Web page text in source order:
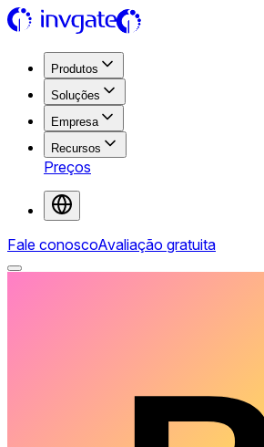
Produtos
Soluções
Empresa
Recursos
Preços
Fale conoscoAvaliação gratuita